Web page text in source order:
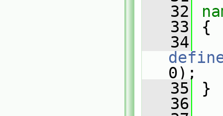
   32
   33
{
   34
0);
   35
}
   36